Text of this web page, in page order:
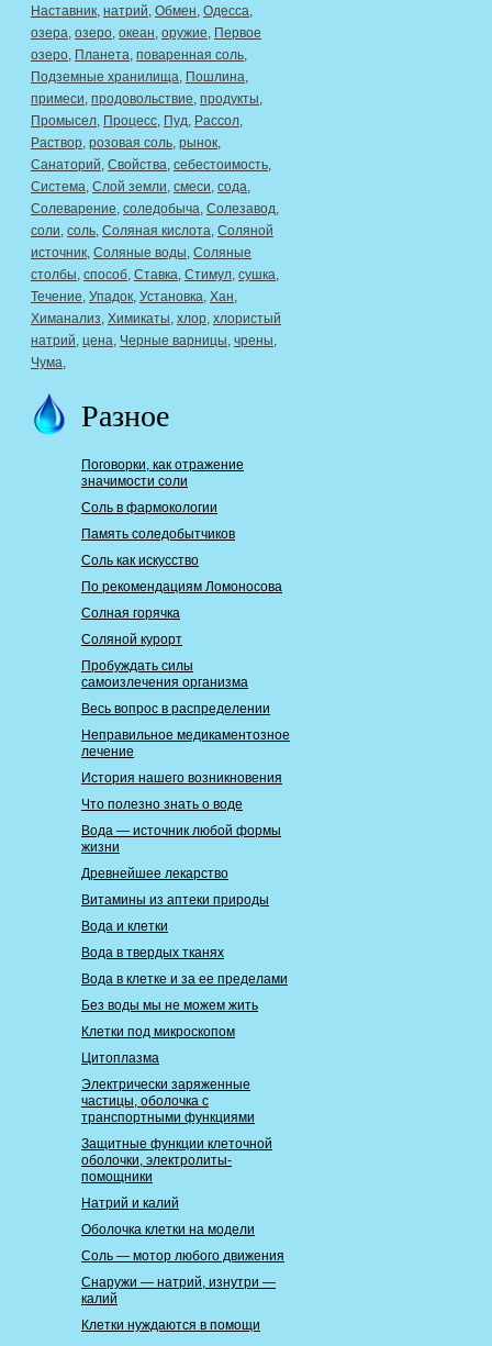
Наставник, натрий, Обмен, Одесса,
озера, озеро, океан, оружие, Первое
озеро, Планета, поваренная соль,
Подземные хранилища, Пошлина,
примеси, продовольствие, продукты,
Промысел, Процесс, Пуд, Рассол,
Раствор, розовая соль, рынок,
Санаторий, Свойства, себестоимость,
Система, Слой земли, смеси, сода,
Солеварение, соледобыча, Солезавод,
соли, соль, Соляная кислота, Соляной
источник, Соляные воды, Соляные
столбы, способ, Ставка, Стимул, сушка,
Течение, Упадок, Установка, Хан,
Химанализ, Химикаты, хлор, хлористый
натрий, цена, Черные варницы, чрены,
Чума,
Разное
Поговорки, как отражение
значимости соли
Соль в фармокологии
Память соледобытчиков
Соль как искусство
По рекомендациям Ломоносова
Солная горячка
Соляной курорт
Пробуждать силы
самоизлечения организма
Весь вопрос в распределении
Неправильное медикаментозное
лечение
История нашего возникновения
Что полезно знать о воде
Вода — источник любой формы
жизни
Древнейшее лекарство
Витамины из аптеки природы
Вода и клетки
Вода в твердых тканях
Вода в клетке и за ее пределами
Без воды мы не можем жить
Клетки под микроскопом
Цитоплазма
Электрически заряженные
частицы, оболочка с
транспортными функциями
Защитные функции клеточной
оболочки, электролиты-
помощники
Натрий и калий
Оболочка клетки на модели
Соль — мотор любого движения
Снаружи — натрий, изнутри —
калий
Клетки нуждаются в помощи